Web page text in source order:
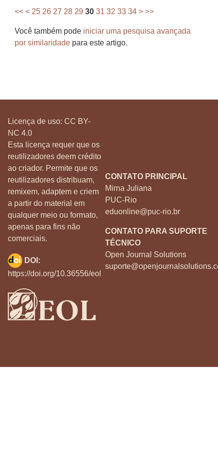
<< < 25 26 27 28 29 30 31 32 33 34 > >>
Você também pode iniciar uma pesquisa avançada
por similaridade para este artigo.
Licença de uso: CC BY-
NC 4.0
Esta licença requer que os
reutilizadores deem crédito
ao criador. Permite que os
reutilizadores distribuam,
remixem, adaptem e criem
a partir do material em
qualquer meio ou formato,
apenas para fins não
comerciais.
CONTATO PRINCIPAL
Mirna Juliana
PUC-Rio
eduonline@puc-rio.br
CONTATO PARA SUPORTE
TÉCNICO
Open Journal Solutions
DOI:
https://doi.org/10.36556/eol